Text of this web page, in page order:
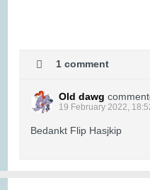
1 comment
Old dawg
19 February 2022,
Bedankt Flip Hasjkip